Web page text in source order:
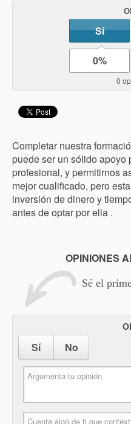
Sí
0%
0
Completar nuestra
puede ser un sólido apoyo
profesional, y permitirnos
mejor cualificado, pero
inversión de dinero y
antes de optar por ella .
OPINIONES
Sé el
Sí No